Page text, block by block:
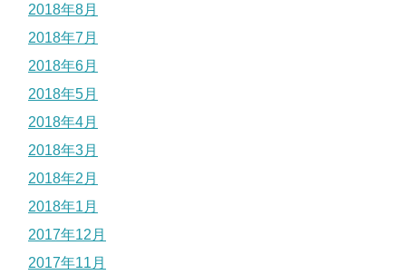
2018年8月
2018年7月
2018年6月
2018年5月
2018年4月
2018年3月
2018年2月
2018年1月
2017年12月
2017年11月